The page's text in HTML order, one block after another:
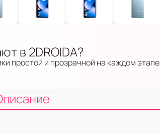
в 2DROIDA?
простой и прозрачной на каждом этапе